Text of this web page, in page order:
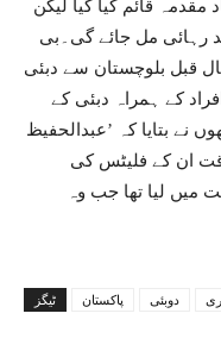
مقدمہ قائم کیا گیا لیکن
رہائی مل جائے گی۔بی
قبل بلوچستان سے دبئی
کے ہمراہ دبئی کے
نے بتایا کہ ’عبدالحفیظ
اس وقت ان کے فلیٹس کی
میں لیا تھا جب وہ
ٹیگز پاکستان دوبئی